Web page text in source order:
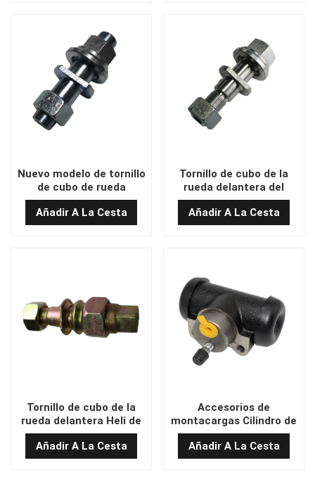
Nuevo modelo de tornillo
de cubo de rueda
delantera de Heli Forklift
Añadir A La Cesta
Tornillo de cubo de la
rueda delantera del
nuevo modelo Heli de
alta calidad
Añadir A La Cesta
Tornillo de cubo de la
rueda delantera Heli de
alta calidad
Añadir A La Cesta
Accesorios de
montacargas Cilindro de
rueda de freno 3EB-30-
21310,34B-30-
14311,47410-32500-
Añadir A La Cesta